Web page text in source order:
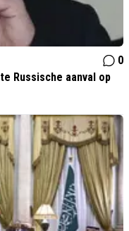
0
Russische aanval op